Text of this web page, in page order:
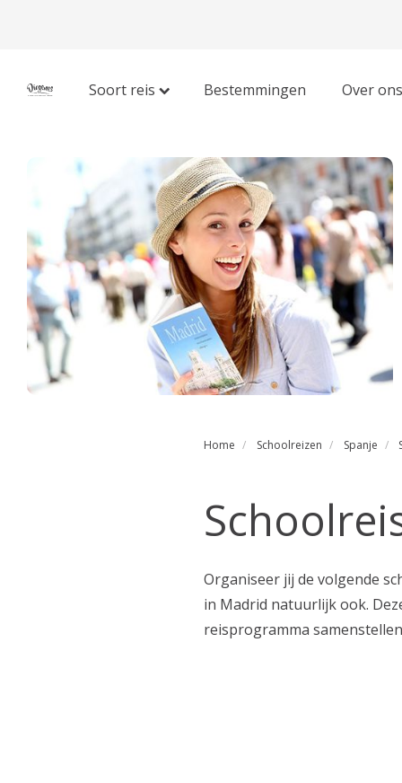
Soort reis Bestemmingen Over
Home Schoolreizen Spanje
Organiseer jij de volgende
in Madrid natuurlijk ook.
reisprogramma